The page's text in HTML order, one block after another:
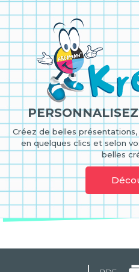
Créez de belles
en quelques clics et selon
belles